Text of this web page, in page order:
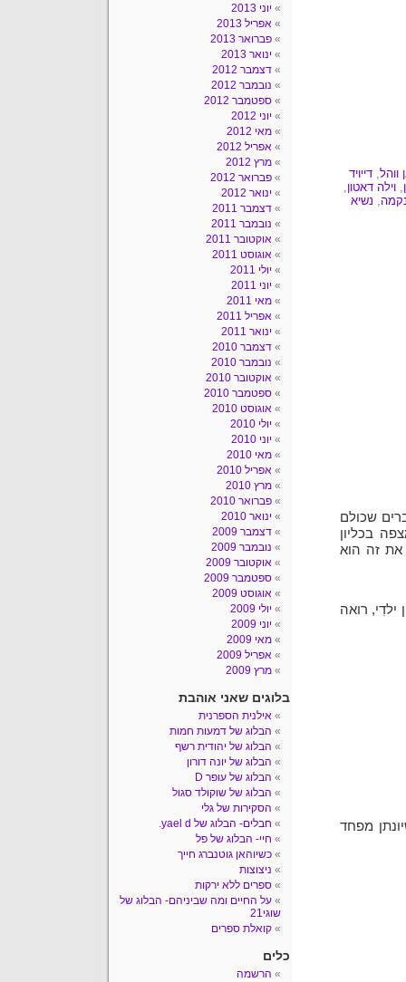
ווהל,דייויד
,וילה דאטון,
, נשיא
שכולם
בכליון
את זה הוא
רואה
מפחד
יוני 2013
אפריל 2013
פברואר 2013
ינואר 2013
דצמבר 2012
נובמבר 2012
ספטמבר 2012
יוני 2012
מאי 2012
אפריל 2012
מרץ 2012
פברואר 2012
ינואר 2012
דצמבר 2011
נובמבר 2011
אוקטובר 2011
אוגוסט 2011
יולי 2011
יוני 2011
מאי 2011
אפריל 2011
ינואר 2011
דצמבר 2010
נובמבר 2010
אוקטובר 2010
ספטמבר 2010
אוגוסט 2010
יולי 2010
יוני 2010
מאי 2010
אפריל 2010
מרץ 2010
פברואר 2010
ינואר 2010
דצמבר 2009
נובמבר 2009
אוקטובר 2009
ספטמבר 2009
אוגוסט 2009
יולי 2009
יוני 2009
מאי 2009
אפריל 2009
מרץ 2009
בלוגים שאני אוהבת
אילנית הספרנית
הבלוג של דמעות חמות
הבלוג של יהודית רשף
הבלוג של יונה דורון
הבלוג של עופר D
הבלוג של שוקולד סגול
הסקירות של גלי
חבלים- הבלוג של yael d.
חיי- הבלוג של פל
כשיוהאן גוטנברג חייך
ניצוצות
ספרים ללא ירקות
על החיים ומה שביניהם- הבלוג של
שוגי21
קואלת ספרים
כלים
הרשמה